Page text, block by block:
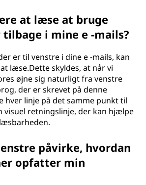
at læse at bruge
i mine e -mails?
er til venstre i dine e -mails, kan
læse.Dette skyldes, at når vi
øjne sig naturligt fra venstre
der er skrevet på denne
hver linje på det samme punkt til
visuel retningslinje, der kan hjælpe
påvirke, hvordan
opfatter min